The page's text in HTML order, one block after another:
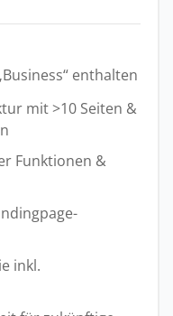
enthalten
mit >10 Seiten &
Funktionen &
inkl.